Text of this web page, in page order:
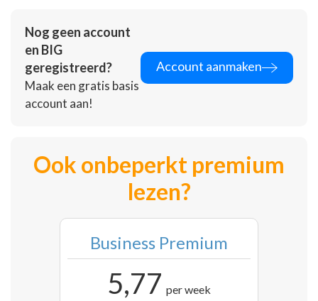
Nog geen account
en BIG
geregistreerd?
Maak een gratis basis
account aan!
Account aanmaken
Ook onbeperkt premium
lezen?
Business Premium
5,77 per week